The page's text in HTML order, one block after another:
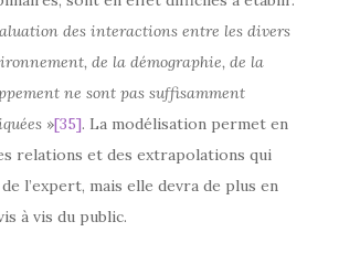
des interactions entre les divers
de la démographie, de la
ne sont pas suffisamment
»[35]. La modélisation permet en
relations et des extrapolations qui
l’expert, mais elle devra de plus en
à vis du public.